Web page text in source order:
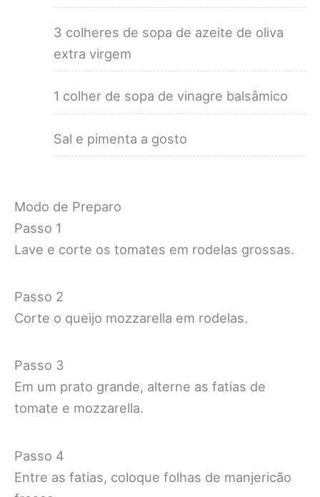
3 colheres de sopa de azeite de oliva
extra virgem
1 colher de sopa de vinagre balsâmico
Sal e pimenta a gosto
Modo de Preparo
Passo 1
Lave e corte os tomates em rodelas grossas.
Passo 2
Corte o queijo mozzarella em rodelas.
Passo 3
Em um prato grande, alterne as fatias de
tomate e mozzarella.
Passo 4
Entre as fatias, coloque folhas de manjericão